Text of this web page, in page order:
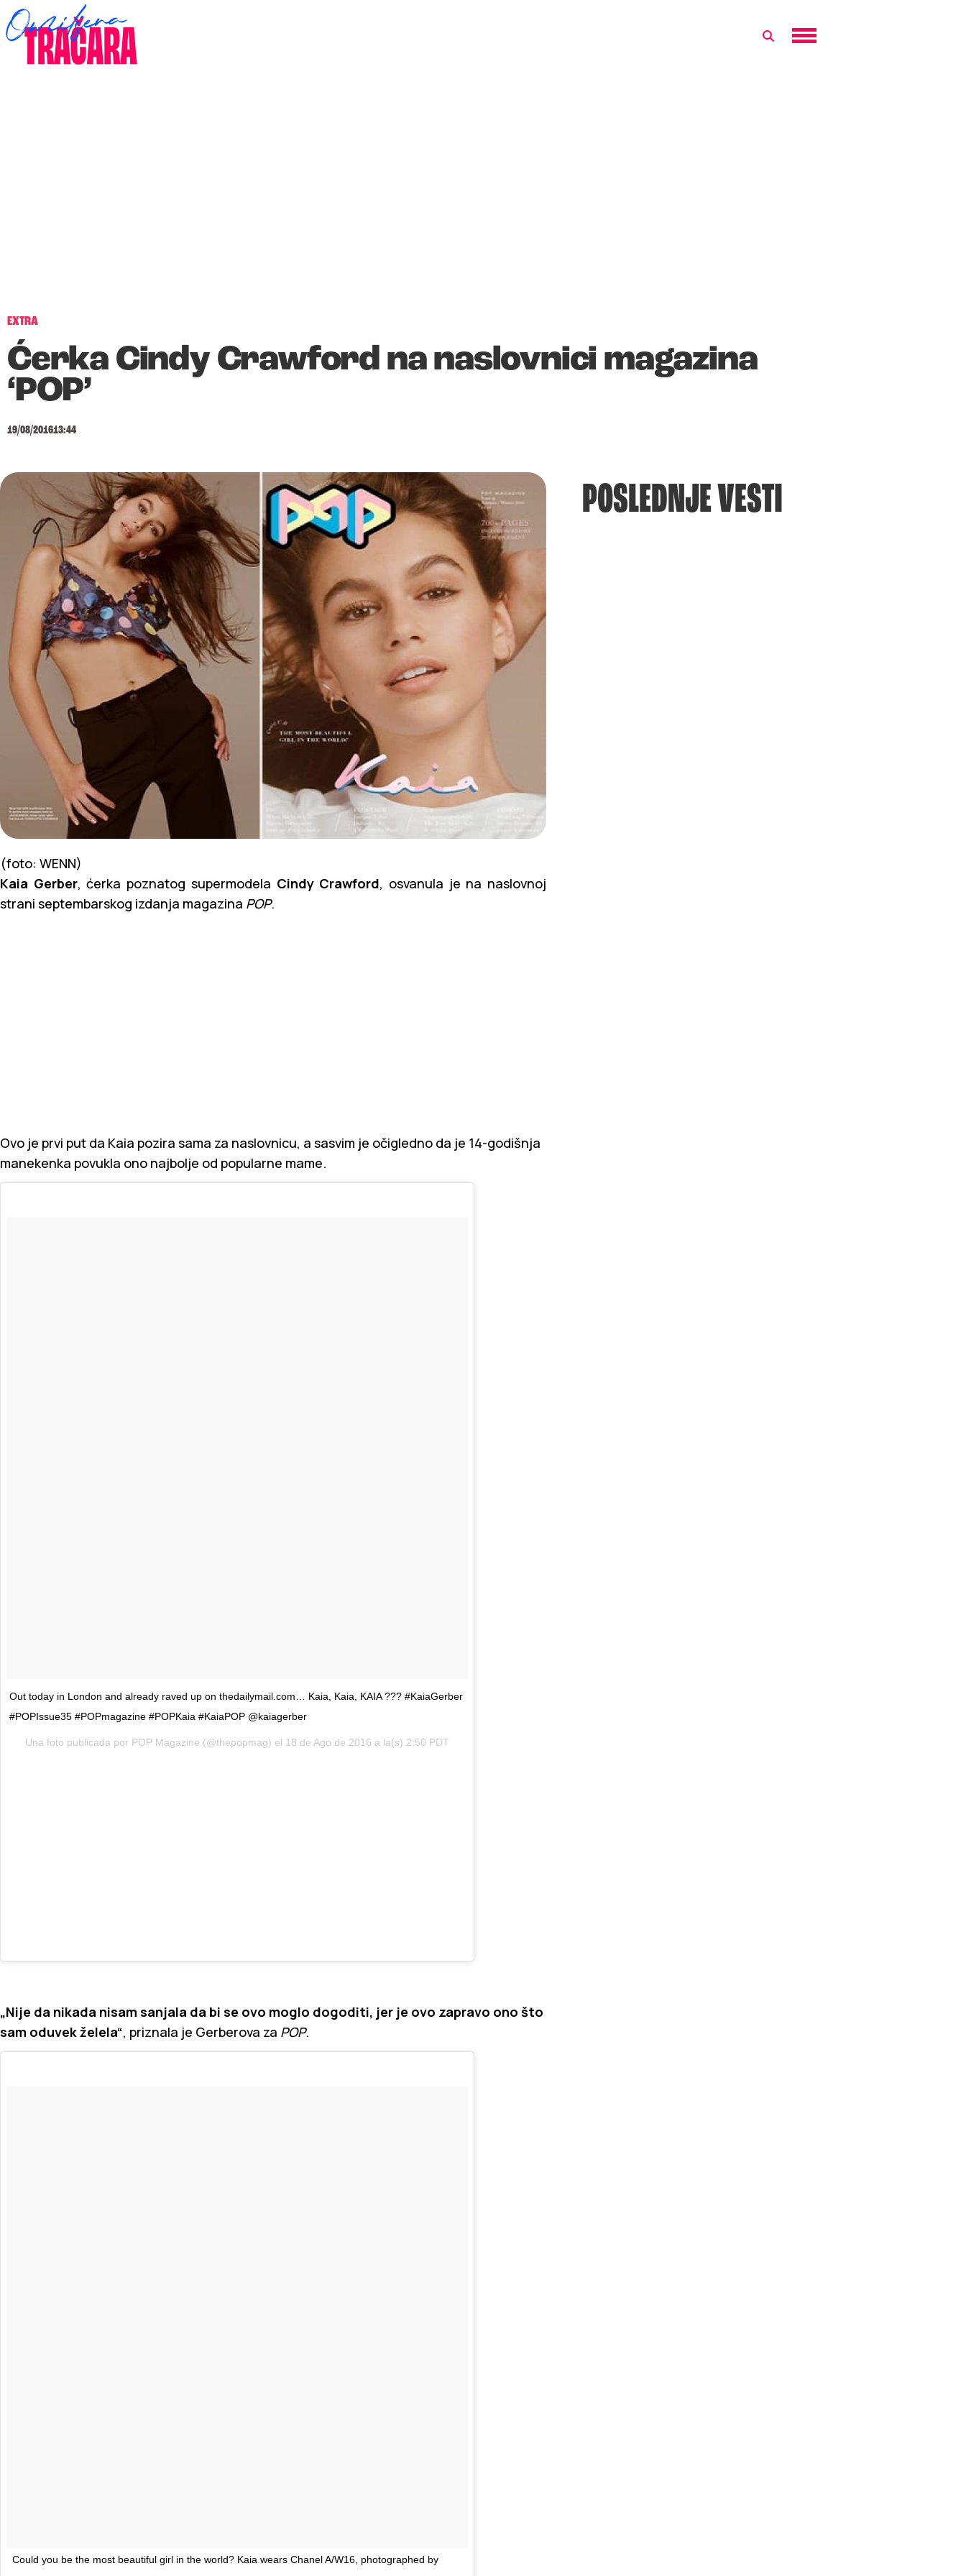
EXTRA
Ćerka Cindy Crawford na naslovnici magazina
‘POP’
19/08/201613:44
(foto: WENN)
Kaia Gerber, ćerka poznatog supermodela Cindy Crawford, osvanula je na naslovnoj
strani septembarskog izdanja magazina POP.
Ovo je prvi put da Kaia pozira sama za naslovnicu, a sasvim je očigledno da je 14-godišnja
manekenka povukla ono najbolje od popularne mame.
Out today in London and already raved up on thedailymail.com… Kaia, Kaia, KAIA ??? #KaiaGerber
#POPIssue35 #POPmagazine #POPKaia #KaiaPOP @kaiagerber
Una foto publicada por POP Magazine (@thepopmag) el 18 de Ago de 2016 a la(s) 2:50 PDT
„Nije da nikada nisam sanjala da bi se ovo moglo dogoditi, jer je ovo zapravo ono što
sam oduvek želela“, priznala je Gerberova za POP.
Could you be the most beautiful girl in the world? Kaia wears Chanel A/W16, photographed by
POSLEDNJE VESTI